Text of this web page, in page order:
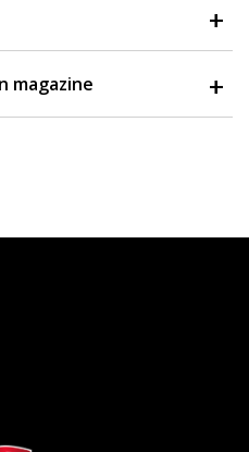
magazine